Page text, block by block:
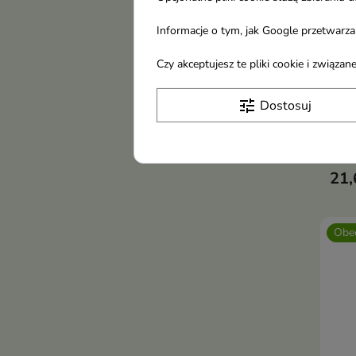
Informacje o tym, jak Google
Czy akceptujesz te pliki cookie i
tune Dostosuj